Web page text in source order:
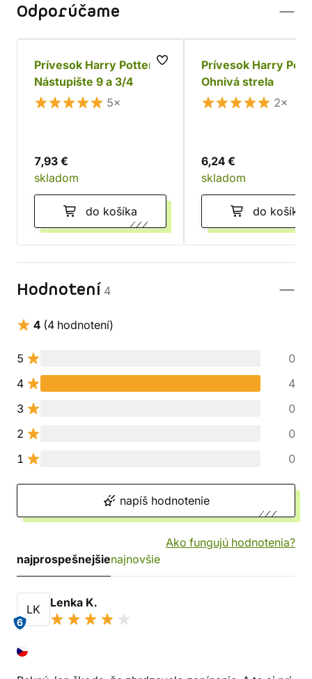
Odporúčame
Prívesok Harry Potter
Nástupište 9 a 3/4
5×
7,93 €
skladom
do košíka
Prívesok Harry
Ohnivá strela
2×
6,24 €
skladom
do košíka
Hodnotení 4
4 (4 hodnotení)
5
0
4
4
3
0
2
0
1
0
napíš hodnotenie
Ako fungujú hodnotenia?
najprospešnejšienajnovšie
LK
6
Lenka K.